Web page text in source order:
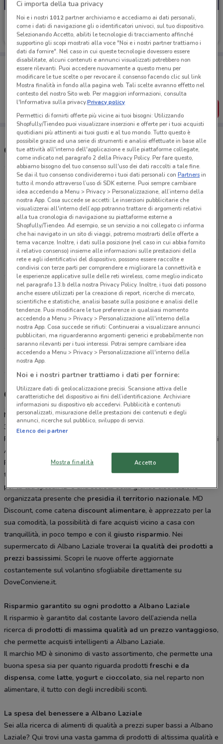
MD
Scade domenica
Porta DoveConviene sempre con te!
Puoi trovare le migliori offerte dei negozi vicino a te,
salvarle e creare la tua lista del risparmio, comodamente
dal tuo cellulare.
SCARICA L’APP
Orari e Negozi MD
Via Sciadonna 30/A Frascati
9.5 km
APERTO
Viale Salvo D’Acquisto Velletri
11.5 km
APERTO
Via Del Mare, 2 Pomezia
14.6 km
APERTO
Via Di Vermicino, 24/26 - Via Licata Roma
14.8 km
APERTO
Via A. Toscanini Aprilia
16 km
APERTO
Gli sconti del nuovo volantino MD e i negozi
MD è presente in vari punti della città: lo trovi in Via Sciadonna
30/A Frascati, Viale Salvo D’Acquisto Velletri, Via Del Mare 2
Pomezia, Via Di Vermicino 24/26 - Via Licata Roma, Via A. Toscanini
Aprilia, Via Antonino Giuffre' 124 Roma, Via Appia Pignatelli 296
Roma, Via San Lorenzo 60 Roma Ardea. Tutti i negozi sono aperti
tutti i giorni dal Lunedì alla Domenica e offrono i migliori prodotti
per la tua spesa.MDè una società della grande distribuzione
organizzata presente che presidia il territorio nazionale. MD
Discount, come catena discount alimentare, è apprezzato per la
sua comodità, la possibilità di fare acquisti vicino a casa con
tranquillità, in poco tempo e con il giusto risparmio. Nei
supermercato di Albano Laziale troverai la qualità dei prodotti a
prezzi bassissimi. Scopri le nuove offerte aggiornate
costantemente sul volantino sfogliabile direttamente su
DoveConviene.it.
Risparmio garantito su ogni prodotto a Albano Laziale
Il risparmio è garantito dal costante lavoro dell’azienda nella
ricerca di prodotti di massima qualità ad un prezzo vantaggioso,
che permette acquisti intelligenti a Albano Laziale.
Il marchio MD è sinonimo di vasto assortimento, che permette una
buona spesa sia per quanto riguarda prodottifreschi e da
dispensa, come latte, yogurt e cioccolato, sia nel reparto non
alimentare, il tutto con degli incredibili sconti.
La spesa del benessere a Albano Laziale
Sei alla ricerca di alimenti di qualità a prezzi super bassi a Albano
Laziale? Qui trovi una vasta gamma di prodotti di altissima qualità e
Ci importa della tua privacy
Noi e i nostri 1012partner archiviamo e accediamo ai dati personali,
come i dati di navigazione gli o identificatori univoci, sul tuo dispositivo.
Selezionando Accetto, abiliti le tecnologie di tracciamento affinché
supportino gli scopi mostrati alla voce "Noi e i nostri partner trattiamo i
dati da fornire". Nel caso in cui queste tecnologie dovessero essere
disabilitate, alcuni contenuti e annunci visualizzati potrebbero non
essere rilevanti. Puoi accedere nuovamente a questo menu per
modificare le tue scelte o per revocare il consenso facendo clic sul link
Mostra finalità in fondo alla pagina web. Tali scelte avranno effetto nel
contesto del nostro Sito web. Per maggiori informazioni, consulta
l'Informativa sulla privacy.Privacy policy
Permettici di fornirti offerte più vicine ai tuoi bisogni: Utilizzando
Shopfully/Tiendeo puoi visualizzare inserzioni e offerte per i tuoi acquisti
quotidiani più attinenti ai tuoi gusti e al tuo mondo. Tutto questo è
possibile grazie ad una serie di strumenti e analisi effettuate in base alle
tue attività all'interno dell'applicazione e sulle piattaforme collegate,
come indicato nel paragrafo 2 della Privacy Policy. Per fare questo,
abbiamo bisogno del tuo consenso sull'uso dei dati raccolti a tale fine.
Se dai il tuo consenso condivideremo i tuoi dati personali conPartnersin
tutto il mondo attraverso l’uso di SDK esterne. Puoi sempre cambiare
idea accedendo a Menu > Privacy > Personalizzazione, all’interno della
nostra App. Cosa succede se accetti: Le inserzioni pubblicitarie che
visualizzerai all'interno dell’app potranno trattare di argomenti relativi
alla tua cronologia di navigazione su piattaforme esterne a
Shopfully/Tiendeo. Ad esempio, se un servizio a noi collegato ci informa
che hai navigato in un sito di viaggi, potremo mostrarti delle offerte a
tema vacanze. Inoltre, i dati sulla posizione (nel caso in cui abbia fornito
il relativo consenso) insieme alle informazioni sulle prestazioni della
rete e agli identificativi del dispositivo, possono essere raccolte e
condivisi con terze parti per comprendere e migliorare la connettività e
le esperienze applicative sulle delle reti wireless, come meglio indicato
nel paragrafo 13.b della nostra Privacy Policy. Inoltre, i tuoi dati possono
anche essere utilizzati per la creazione di report, ricerche di mercato,
scientifiche e statistiche, analisi basate sulla posizione e analisi delle
tendenze. Puoi modificare le tue preferenze in qualsiasi momento
accedendo a Menu > Privacy > Personalizzazione all'interno della
nostra App. Cosa succede se rifiuti: Continuerai a visualizzare annunci
pubblicitari, ma riguarderanno argomenti generici e probabilmente non
saranno rilevanti per i tuoi interessi. Potrai sempre cambiare idea
accedendo a Menu > Privacy > Personalizzazione all'interno della
nostra App.
Noi e i nostri partner trattiamo i dati per fornire:
Utilizzare dati di geolocalizzazione precisi. Scansione attiva delle
caratteristiche del dispositivo ai fini dell’identificazione. Archiviare
informazioni su dispositivo e/o accedervi. Pubblicità e contenuti
personalizzati, misurazione delle prestazioni dei contenuti e degli
annunci, ricerche sul pubblico, sviluppo di servizi.
Elenco dei partner
Mostra finalità Accetto